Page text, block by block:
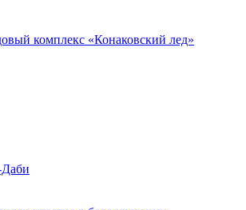
комплекс «Конаковский лед»
Даби